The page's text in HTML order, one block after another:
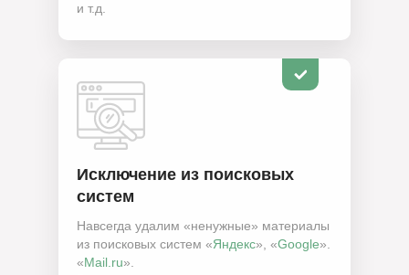
и т.д.
Исключение из поисковых
систем
Навсегда удалим «ненужные» материалы
из поисковых систем «Яндекс», «Google».
«Mail.ru».